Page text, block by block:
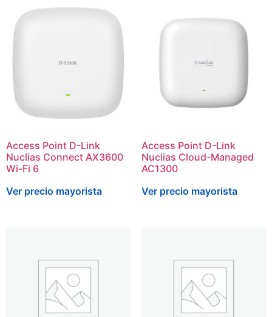
Access Point D-Link
Nuclias Connect AX3600
Wi-Fi 6
Ver precio mayorista
Access Point D-Link
Nuclias Cloud-Managed
AC1300
Ver precio mayorista